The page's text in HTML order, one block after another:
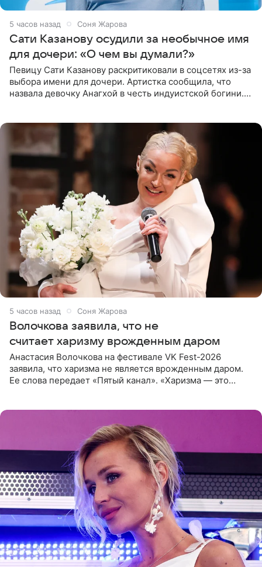
5 часов назад Соня Жарова
Сати Казанову осудили за необычное имя
для дочери: «О чем вы думали?»
Певицу Сати Казанову раскритиковали в соцсетях из-за
выбора имени для дочери. Артистка сообщила, что
назвала девочку Анагхой в честь индуистской богини.
5 часов назад Соня Жарова
Волочкова заявила, что не
считает харизму врожденным даром
Анастасия Волочкова на фестивале VK Fest-2026
заявила, что харизма не является врожденным даром.
Ее слова передает «Пятый канал». «Харизма — это